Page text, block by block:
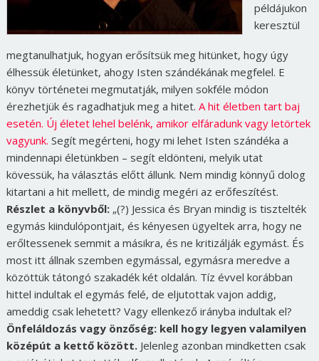
példájukon
keresztül
megtanulhatjuk, hogyan erősítsük meg hitünket, hogy úgy
élhessük életünket, ahogy Isten szándékának megfelel. E
könyv történetei megmutatják, milyen sokféle módon
érezhetjük és ragadhatjuk meg a hitet. A hit életben tart baj
esetén. Új életet lehel belénk, amikor elfáradunk vagy letörtek
vagyunk. Segít megérteni, hogy mi lehet Isten szándéka a
mindennapi életünkben – segít eldönteni, melyik utat
kövessük, ha választás előtt állunk. Nem mindig könnyű dolog
kitartani a hit mellett, de mindig megéri az erőfeszítést.
Részlet a könyvből:„(?) Jessica és Bryan mindig is tisztelték
egymás kiindulópontjait, és kényesen ügyeltek arra, hogy ne
erőltessenek semmit a másikra, és ne kritizálják egymást. És
most itt állnak szemben egymással, egymásra meredve a
közöttük tátongó szakadék két oldalán. Tíz évvel korábban
hittel indultak el egymás felé, de eljutottak vajon addig,
ameddig csak lehetett? Vagy ellenkező irányba indultak el?
Önfeláldozás vagy önzőség: kell hogy legyen valamilyen
középút a kettő között.Jelenleg azonban mindketten csak